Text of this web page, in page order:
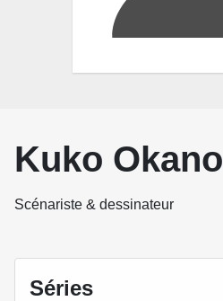
Kuko Okano
Scénariste & dessinateur
Séries